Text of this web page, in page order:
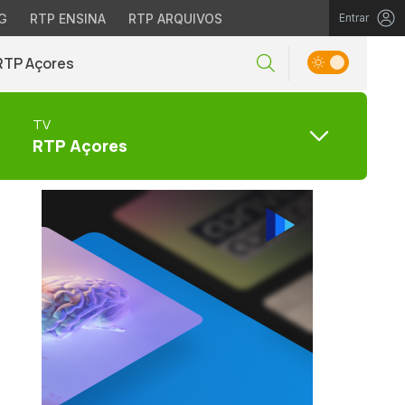
RTP ENSINA RTP ARQUIVOS Entrar
Açores
TV
RTP Açores